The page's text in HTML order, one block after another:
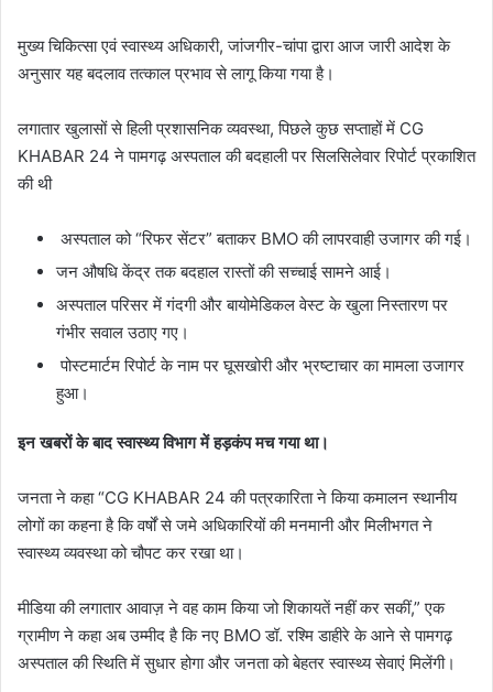
मुख्य चिकित्सा एवं स्वास्थ्य अधिकारी, जांजगीर-चांपा द्वारा आज जारी आदेश के
अनुसार यह बदलाव तत्काल प्रभाव से लागू किया गया है।
लगातार खुलासों से हिली प्रशासनिक व्यवस्था, पिछले कुछ सप्ताहों में CG
KHABAR 24 ने पामगढ़ अस्पताल की बदहाली पर सिलसिलेवार रिपोर्ट प्रकाशित
की थी
अस्पताल को “रिफर सेंटर” बताकर BMO की लापरवाही उजागर की गई।
जन औषधि केंद्र तक बदहाल रास्तों की सच्चाई सामने आई।
अस्पताल परिसर में गंदगी और बायोमेडिकल वेस्ट के खुला निस्तारण पर
गंभीर सवाल उठाए गए।
पोस्टमार्टम रिपोर्ट के नाम पर घूसखोरी और भ्रष्टाचार का मामला उजागर
हुआ।
इन खबरों के बाद स्वास्थ्य विभाग में हड़कंप मच गया था।
जनता ने कहा “CG KHABAR 24 की पत्रकारिता ने किया कमालन स्थानीय
लोगों का कहना है कि वर्षों से जमे अधिकारियों की मनमानी और मिलीभगत ने
स्वास्थ्य व्यवस्था को चौपट कर रखा था।
मीडिया की लगातार आवाज़ ने वह काम किया जो शिकायतें नहीं कर सकीं,” एक
ग्रामीण ने कहा अब उम्मीद है कि नए BMO डॉ. रश्मि डाहीरे के आने से पामगढ़
अस्पताल की स्थिति में सुधार होगा और जनता को बेहतर स्वास्थ्य सेवाएं मिलेंगी।